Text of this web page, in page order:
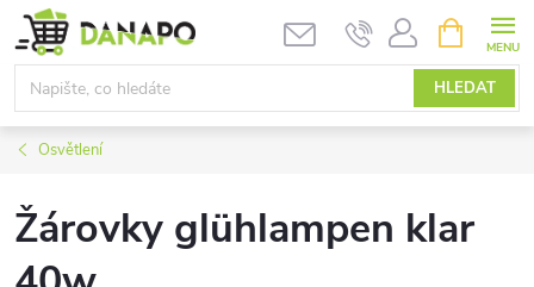
Přejít
na
obsah
HLEDAT
NÁKUPNÍ
KOŠÍK
Osvětlení
Žárovky glühlampen klar